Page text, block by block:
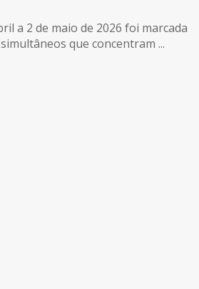
a 2 de maio de 2026 foi marcada
que concentram ...